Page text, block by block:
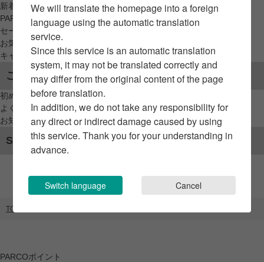
新着アイテムから探す
PARCO限定アイテムから探す
セールアイテムから探す
お気に入りから探す
キャンペーン/クーポン対象から探す
ご利用案内
初めてのお客様へ
よくあるご質問 / お問い合わせ
お知らせ
SNSアカウント
TOP
PARCOポイント
We will translate the homepage into a foreign
language using the automatic translation
service.
Since this service is an automatic translation
system, it may not be translated correctly and
may differ from the original content of the page
before translation.
In addition, we do not take any responsibility for
any direct or indirect damage caused by using
this service. Thank you for your understanding in
advance.
Switch language Cancel